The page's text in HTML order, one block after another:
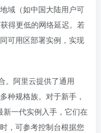
域（如中国大陆用户可
得更低的网络延迟。若
可用区部署实例，实现
。阿里云提供了通用
种规格族。对于新手，
新一代实例入手，它们在
，可参考控制台根据您